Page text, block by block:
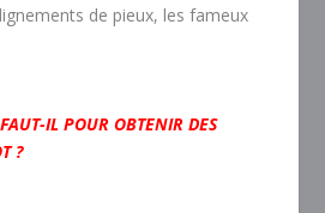
de pieux, les fameux
IL POUR OBTENIR DES
?